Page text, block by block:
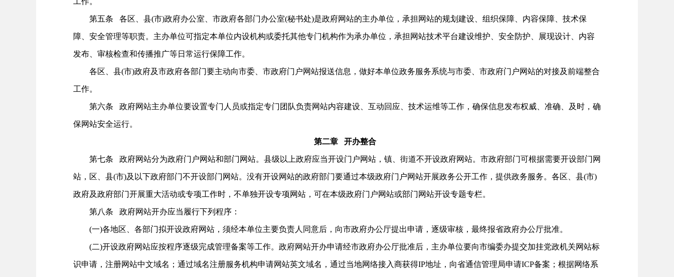
第五条 各区、县(市)政府办公室、市政府各部门办公室(秘书处)是政府网站的主办单位，承担网站的规划建设、组织保障、内容保障、技术保
障、安全管理等职责。主办单位可指定本单位内设机构或委托其他专门机构作为承办单位，承担网站技术平台建设维护、安全防护、展现设计、内容
发布、审核检查和传播推广等日常运行保障工作。
各区、县(市)政府及市政府各部门要主动向市委、市政府门户网站报送信息，做好本单位政务服务系统与市委、市政府门户网站的对接及前端整合
工作。
第六条 政府网站主办单位要设置专门人员或指定专门团队负责网站内容建设、互动回应、技术运维等工作，确保信息发布权威、准确、及时，确
保网站安全运行。
第二章 开办整合
第七条 政府网站分为政府门户网站和部门网站。县级以上政府应当开设门户网站，镇、街道不开设政府网站。市政府部门可根据需要开设部门网
站，区、县(市)及以下政府部门不开设部门网站。没有开设网站的政府部门要通过本级政府门户网站开展政务公开工作，提供政务服务。各区、县(市)
政府及政府部门开展重大活动或专项工作时，不单独开设专项网站，可在本级政府门户网站或部门网站开设专题专栏。
第八条 政府网站开办应当履行下列程序：
(一)各地区、各部门拟开设政府网站，须经本单位主要负责人同意后，向市政府办公厅提出申请，逐级审核，最终报省政府办公厅批准。
(二)开设政府网站应按程序逐级完成管理备案等工作。政府网站开办申请经市政府办公厅批准后，主办单位要向市编委办提交加挂党政机关网站标
识申请，注册网站中文域名；通过域名注册服务机构申请网站英文域名，通过当地网络接入商获得IP地址，向省通信管理局申请ICP备案；根据网络系